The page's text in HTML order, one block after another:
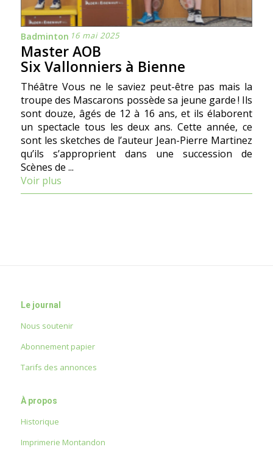
Badminton 16 mai 2025
Master AOB
Six Vallonniers à Bienne
Théâtre Vous ne le saviez peut-être pas mais la
troupe des Mascarons possède sa jeune garde ! Ils
sont douze, âgés de 12 à 16 ans, et ils élaborent
un spectacle tous les deux ans. Cette année, ce
sont les sketches de l’auteur Jean-Pierre Martinez
qu’ils s’approprient dans une succession de
Scènes de ...
Voir plus
Le journal
Nous soutenir
Abonnement papier
Tarifs des annonces
À propos
Historique
Imprimerie Montandon